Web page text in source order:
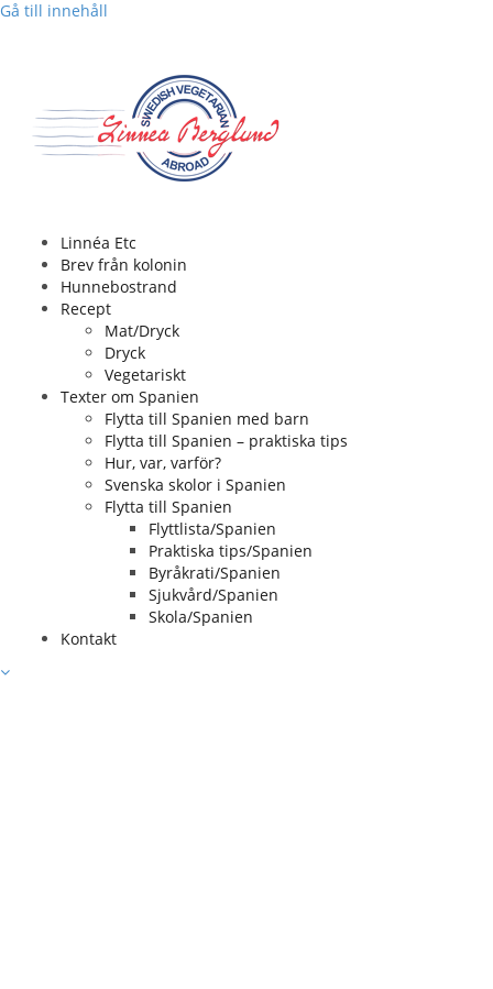
Gå till innehåll
Linnéa Etc
Brev från kolonin
Hunnebostrand
Recept
Mat/Dryck
Dryck
Vegetariskt
Texter om Spanien
Flytta till Spanien med barn
Flytta till Spanien – praktiska tips
Hur, var, varför?
Svenska skolor i Spanien
Flytta till Spanien
Flyttlista/Spanien
Praktiska tips/Spanien
Byråkrati/Spanien
Sjukvård/Spanien
Skola/Spanien
Kontakt